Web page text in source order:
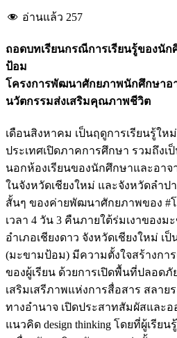
อ่านแล้ว 257
ถอดบทเรียนกรณีการเรียนรู้ของนั
ป้อม
โครงการพัฒนาศักยภาพนักศึกษาอ
นวัตกรรมส่งเสริมคุณภาพชีวิต
เดือนสิงหาคม เป็นฤดูการเรียนรู้ให
ประเทศเปิดภาคการศึกษา รวมถึงเ
นอกห้องเรียนของนักศึกษาและอาจ
ในจังหวัดเชียงใหม่ และจังหวัดลำป
สั้นๆ ของค่ายพัฒนาศักยภาพของ #
เวลา 4 วัน 3 คืนภายใต้ร่มเงาของม
อำเภอเชียงดาว จังหวัดเชียงใหม่ เ
(มะขามป้อม) มีความตั้งใจสร้างการ
ของผู้เรียน ด้วยการเปิดพื้นที่ปลอดภั
เสริมเสรีภาพแห่งการสื่อสาร สลาย
ทางอำนาจ เปิดประสาทสัมผัสและ
แนวคิด design thinking โดยที่ผู้เรียน